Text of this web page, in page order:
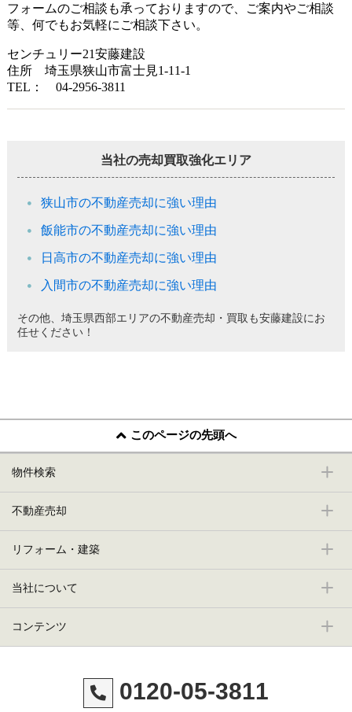
フォームのご相談も承っておりますので、ご案内やご相談
等、何でもお気軽にご相談下さい。
センチュリー21安藤建設
住所 埼玉県狭山市富士見1-11-1
TEL ： 04-2956-3811
当社の売却買取強化エリア
狭山市の不動産売却に強い理由
飯能市の不動産売却に強い理由
日高市の不動産売却に強い理由
入間市の不動産売却に強い理由
その他、埼玉県西部エリアの不動産売却・買取も安藤建設にお
任せください！
このページの先頭へ
物件検索
不動産売却
リフォーム・建築
当社について
コンテンツ
0120-05-3811